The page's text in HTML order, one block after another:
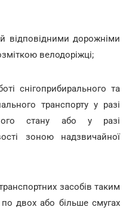
відповідними дорожніми
велодоріжці;
снігоприбирального та
транспорту у разі
стану або у разі
зоною надзвичайної
засобів таким
двох або більше смугах